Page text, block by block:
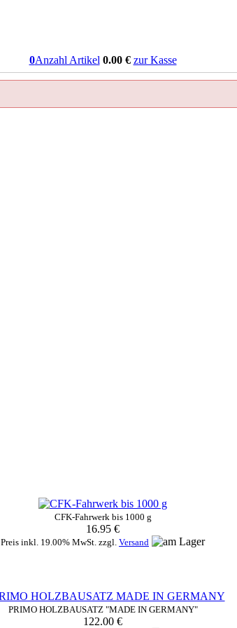
0Anzahl Artikel 0.00€ zur Kasse
CFK-Fahrwerk bis 1000 g
16.95 €
Preis inkl. 19.00% MwSt. zzgl. Versand
PRIMO HOLZBAUSATZ "MADE IN GERMANY"
122.00 €